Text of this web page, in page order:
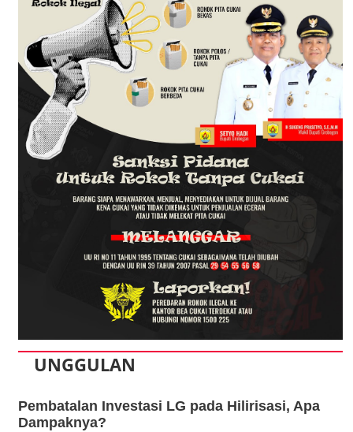
UNGGULAN
Pembatalan Investasi LG pada Hilirisasi, Apa
Dampaknya?